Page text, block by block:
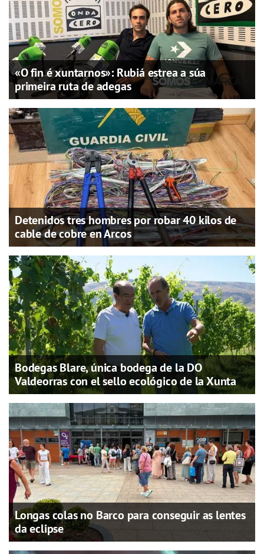
«O fin é xuntarnos»: Rubiá estrea a súa
primeira ruta de adegas
Detenidos tres hombres por robar 40 kilos de
cable de cobre en Arcos
Bodegas Blare, única bodega de la DO
Valdeorras con el sello ecológico de la Xunta
Longas colas no Barco para conseguir as lentes
da eclipse